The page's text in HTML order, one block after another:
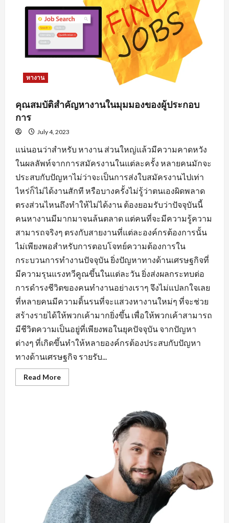
หา
งาน
นิคม
อุตสาหกรรม
อย่างไร
หางาน
คุณสมบัติสำคัญหางานในมุมมองของผู้ประกอบ
การ
July 4, 2023
แน่นอนว่าสำหรับ หางาน ส่วนใหญ่แล้วมีความคาดหวัง
ในผลลัพท์จากการสมัครงานในแต่ละครั้ง หลายคนมักจะ
ประสบกับปัญหาไม่ว่าจะเป็นการส่งใบสมัครงานไปเท่า
ไหร่ก็ไม่ได้งานสักที หรือบางครั้งไม่รู้ว่าตนเองผิดพลาด
ตรงส่วนไหนถึงทำให้ไม่ได้งาน ต้องยอมรับว่าปัจจุบันนี้
คนหางานมีมากมาจนล้นตลาด แต่คนที่จะมีความรู้ความ
สามารถจริงๆ ตรงกับสายงานที่แต่ละองค์กรต้องการนั้น
ไม่เพียงพอสำหรับการตอบโจทย์ความต้องการใน
กระบวนการทำงานปัจจุบัน ยิ่งปัญหาทางด้านเศรษฐกิจที่
มีความรุนแรงทวีคูณขึ้นในแต่ละวัน ยิ่งส่งผลกระทบต่อ
การดำรงชีวิตของคนทำงานอย่างเราๆ จึงไม่แปลกใจเลย
ที่หลายคนมีความดิ้นรนที่จะแสวงหางานใหม่ๆ ที่จะช่วย
สร้างรายได้ให้พวกเค้ามากยิ่งขึ้น เพื่อให้พวกเค้าสามารถ
มีชีวิตความเป็นอยู่ที่เพียงพอในยุคปัจจุบัน จากปัญหา
ต่างๆ ที่เกิดขึ้นทำให้หลายองค์กรต้องประสบกับปัญหา
ทางด้านเศรษฐกิจ รายรับ...
Read MoreRead
more